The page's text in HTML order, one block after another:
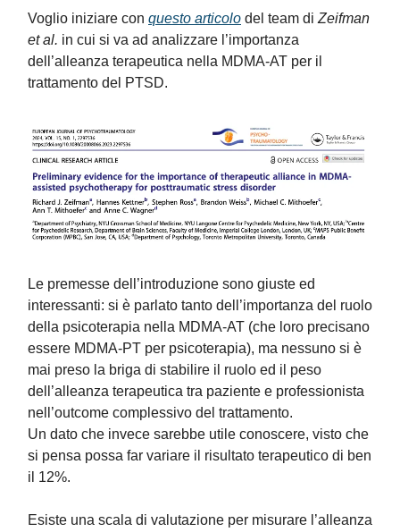
Voglio iniziare con questo articolo del team di Zeifman
et al. in cui si va ad analizzare l’importanza
dell’alleanza terapeutica nella MDMA-AT per il
trattamento del PTSD.
Le premesse dell’introduzione sono giuste ed
interessanti: si è parlato tanto dell’importanza del ruolo
della psicoterapia nella MDMA-AT (che loro precisano
essere MDMA-PT per psicoterapia), ma nessuno si è
mai preso la briga di stabilire il ruolo ed il peso
dell’alleanza terapeutica tra paziente e professionista
nell’outcome complessivo del trattamento.
Un dato che invece sarebbe utile conoscere, visto che
si pensa possa far variare il risultato terapeutico di ben
il 12%.
Esiste una scala di valutazione per misurare l’alleanza